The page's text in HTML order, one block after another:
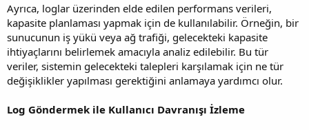
Ayrıca, loglar üzerinden elde edilen performans verileri,
kapasite planlaması yapmak için de kullanılabilir. Örneğin, bir
sunucunun iş yükü veya ağ trafiği, gelecekteki kapasite
ihtiyaçlarını belirlemek amacıyla analiz edilebilir. Bu tür
veriler, sistemin gelecekteki talepleri karşılamak için ne tür
değişiklikler yapılması gerektiğini anlamaya yardımcı olur.
Log Göndermek ile Kullanıcı Davranışı İzleme